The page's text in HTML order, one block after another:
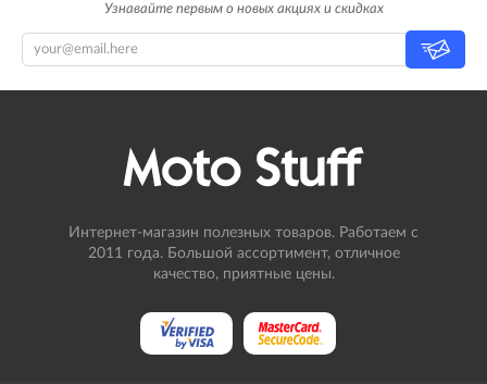
Узнавайте первым о новых акциях и скидках
Интернет-магазин полезных товаров. Работаем с
2011 года. Большой ассортимент, отличное
качество, приятные цены.